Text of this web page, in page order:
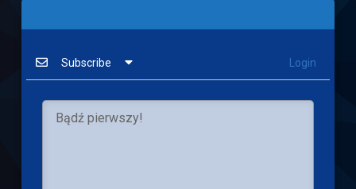
Subscribe Login